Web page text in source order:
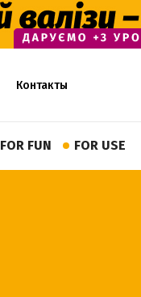
Контакты
FOR FUN FOR USE